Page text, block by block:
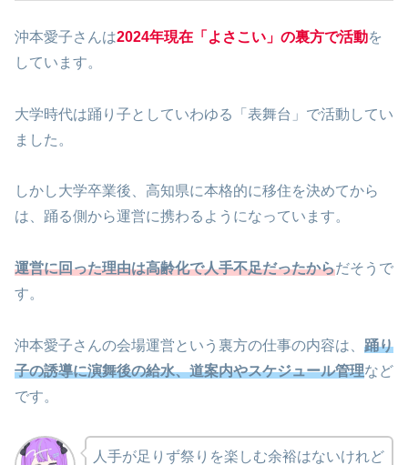
沖本愛子さんは2024年現在「よさこい」の裏方で活動を
しています。
大学時代は踊り子としていわゆる「表舞台」で活動してい
ました。
しかし大学卒業後、高知県に本格的に移住を決めてから
は、踊る側から運営に携わるようになっています。
運営に回った理由は高齢化で人手不足だったからだそうで
す。
沖本愛子さんの会場運営という裏方の仕事の内容は、 踊り
子の誘導に演舞後の給水、道案内やスケジュール管理など
です。
人手が足りず祭りを楽しむ余裕はないけれど